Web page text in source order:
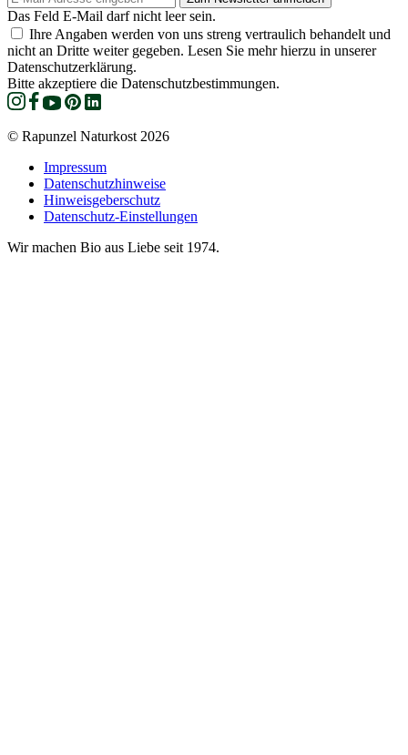
Das Feld E-Mail darf nicht leer sein.
Ihre Angaben werden von uns streng vertraulich behandelt und
nicht an Dritte weiter gegeben. Lesen Sie mehr hierzu in unserer
Datenschutzerklärung.
Bitte akzeptiere die Datenschutzbestimmungen.
© Rapunzel Naturkost 2026
Impressum
Datenschutzhinweise
Hinweisgeberschutz
Datenschutz-Einstellungen
Wir machen Bio aus Liebe seit 1974.